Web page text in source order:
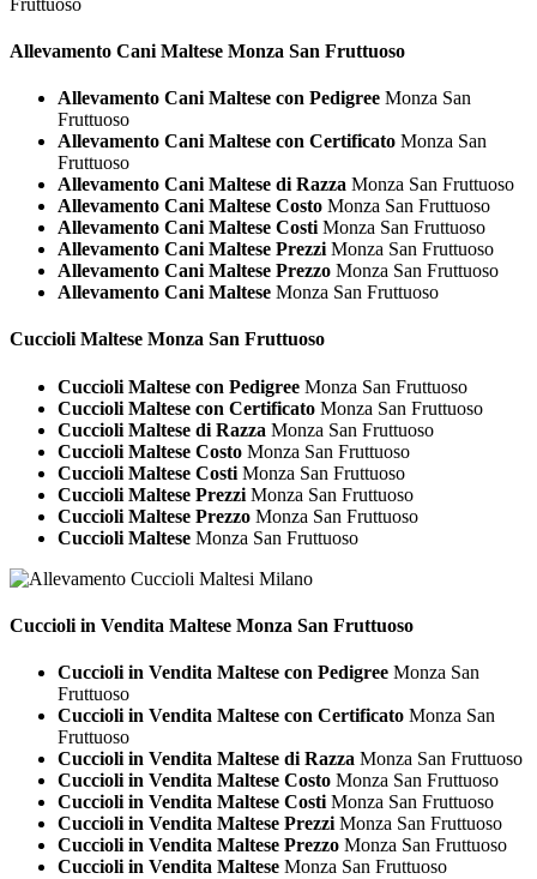
Allevamento Cani Maltese Monza San Fruttuoso
Allevamento Cani Maltese con Pedigree Monza San
Fruttuoso
Allevamento Cani Maltese con Certificato Monza San
Fruttuoso
Allevamento Cani Maltese di Razza Monza San Fruttuoso
Allevamento Cani Maltese Costo Monza San Fruttuoso
Allevamento Cani Maltese Costi Monza San Fruttuoso
Allevamento Cani Maltese Prezzi Monza San Fruttuoso
Allevamento Cani Maltese Prezzo Monza San Fruttuoso
Allevamento Cani Maltese Monza San Fruttuoso
Cuccioli Maltese Monza San Fruttuoso
Cuccioli Maltese con Pedigree Monza San Fruttuoso
Cuccioli Maltese con Certificato Monza San Fruttuoso
Cuccioli Maltese di Razza Monza San Fruttuoso
Cuccioli Maltese Costo Monza San Fruttuoso
Cuccioli Maltese Costi Monza San Fruttuoso
Cuccioli Maltese Prezzi Monza San Fruttuoso
Cuccioli Maltese Prezzo Monza San Fruttuoso
Cuccioli Maltese Monza San Fruttuoso
Cuccioli in Vendita Maltese Monza San Fruttuoso
Cuccioli in Vendita Maltese con Pedigree Monza San
Fruttuoso
Cuccioli in Vendita Maltese con Certificato Monza San
Fruttuoso
Cuccioli in Vendita Maltese di Razza Monza San Fruttuoso
Cuccioli in Vendita Maltese Costo Monza San Fruttuoso
Cuccioli in Vendita Maltese Costi Monza San Fruttuoso
Cuccioli in Vendita Maltese Prezzi Monza San Fruttuoso
Cuccioli in Vendita Maltese Prezzo Monza San Fruttuoso
Cuccioli in Vendita Maltese Monza San Fruttuoso